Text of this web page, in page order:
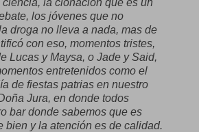
los jóvenes que no
droga no lleva a nada, mas de
con eso, momentos tristes,
Lucas y Maysa, o Jade y Said,
entretenidos como el
de fiestas patrias en nuestro
Jura, en donde todos
bar donde sabemos que es
bien y la atención es de calidad.